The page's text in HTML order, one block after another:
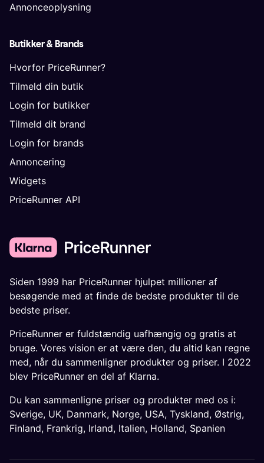
Annonceoplysning
Butikker & Brands
Hvorfor PriceRunner?
Tilmeld din butik
Login for butikker
Tilmeld dit brand
Login for brands
Annoncering
Widgets
PriceRunner API
Siden 1999 har PriceRunner hjulpet millioner af
besøgende med at finde de bedste produkter til de
bedste priser.
PriceRunner er fuldstændig uafhængig og gratis at
bruge. Vores vision er at være den, du altid kan regne
med, når du sammenligner produkter og priser. I 2022
blev PriceRunner en del af Klarna.
Du kan sammenligne priser og produkter med os i:
Sverige, UK, Danmark, Norge, USA, Tyskland, Østrig,
Finland, Frankrig, Irland, Italien, Holland, Spanien